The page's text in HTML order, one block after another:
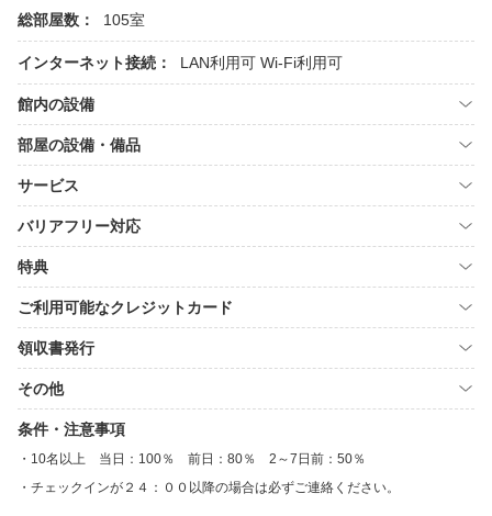
総部屋数： 105室
インターネット接続： LAN利用可 Wi-Fi利用可
館内の設備
部屋の設備・備品
サービス
バリアフリー対応
特典
ご利用可能なクレジットカード
領収書発行
その他
条件・注意事項
10名以上 当日：100％ 前日：80％ 2～7日前：50％
チェックインが２４：００以降の場合は必ずご連絡ください。